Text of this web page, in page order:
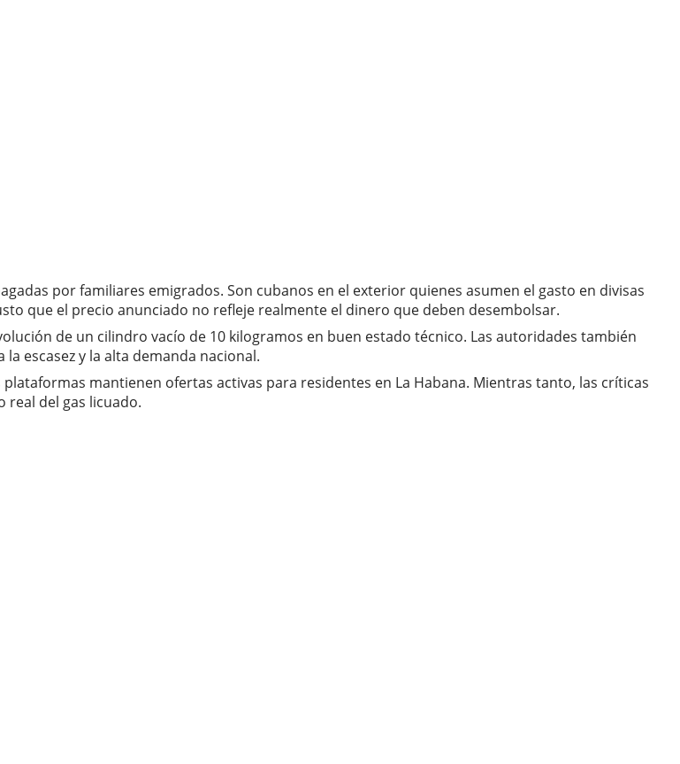
por familiares emigrados. Son cubanos en el exterior quienes asumen el gasto en divisas
que el precio anunciado no refleje realmente el dinero que deben desembolsar.
de un cilindro vacío de 10 kilogramos en buen estado técnico. Las autoridades también
escasez y la alta demanda nacional.
mantienen ofertas activas para residentes en La Habana. Mientras tanto, las críticas
real del gas licuado.